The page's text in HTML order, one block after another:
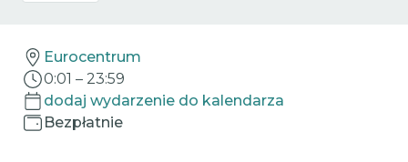
Eurocentrum
0:01 – 23:59
dodaj wydarzenie do kalendarza
Bezpłatnie